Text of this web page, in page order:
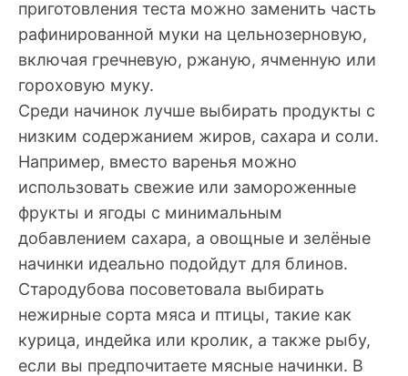
приготовления теста можно заменить часть
рафинированной муки на цельнозерновую,
включая гречневую, ржаную, ячменную или
гороховую муку.
Среди начинок лучше выбирать продукты с
низким содержанием жиров, сахара и соли.
Например, вместо варенья можно
использовать свежие или замороженные
фрукты и ягоды с минимальным
добавлением сахара, а овощные и зелёные
начинки идеально подойдут для блинов.
Стародубова посоветовала выбирать
нежирные сорта мяса и птицы, такие как
курица, индейка или кролик, а также рыбу,
если вы предпочитаете мясные начинки. В